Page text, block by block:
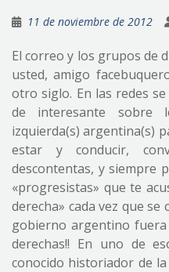
11 de noviembre de 2012
El correo y los grupos de
usted, amigo
otro siglo. En las redes
de interesante sobre
izquierda(s) argentina(s)
estar y conducir,
descontentas, y siempre
«progresistas» que te
derecha» cada vez que se
gobierno argentino
derechas!! En uno de
conocido historiador de